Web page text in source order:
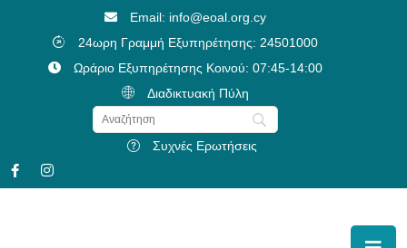
Email: info@eoal.org.cy
24ωρη Γραμμή Εξυπηρέτησης: 24501000
Ωράριο Εξυπηρέτησης Κοινού: 07:45-14:00
Διαδικτυακή Πύλη
Συχνές Ερωτήσεις